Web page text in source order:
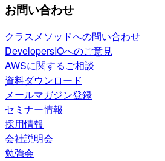
お問い合わせ
クラスメソッドへの問い合わせ
DevelopersIOへのご意見
AWSに関するご相談
資料ダウンロード
メールマガジン登録
セミナー情報
採用情報
会社説明会
勉強会